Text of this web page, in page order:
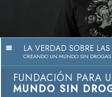
LA VERDAD SOBRE
CREANDO UN MUNDO SIN DROGAS
FUNDACIÓN PARA
MUNDO SIN